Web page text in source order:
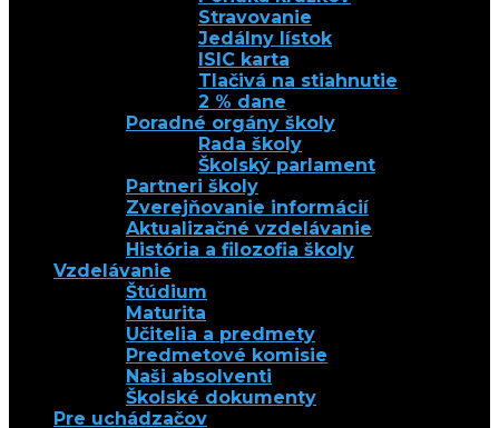
Stravovanie
Jedálny lístok
ISIC karta
Tlačivá na stiahnutie
2 % dane
Poradné orgány školy
Rada školy
Školský parlament
Partneri školy
Zverejňovanie informácií
Aktualizačné vzdelávanie
História a filozofia školy
Vzdelávanie
Štúdium
Maturita
Učitelia a predmety
Predmetové komisie
Naši absolventi
Školské dokumenty
Pre uchádzačov